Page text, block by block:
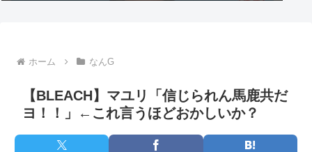
ホーム なんG
【BLEACH】マユリ「信じられん馬鹿共だ
ヨ！！」←これ言うほどおかしいか？